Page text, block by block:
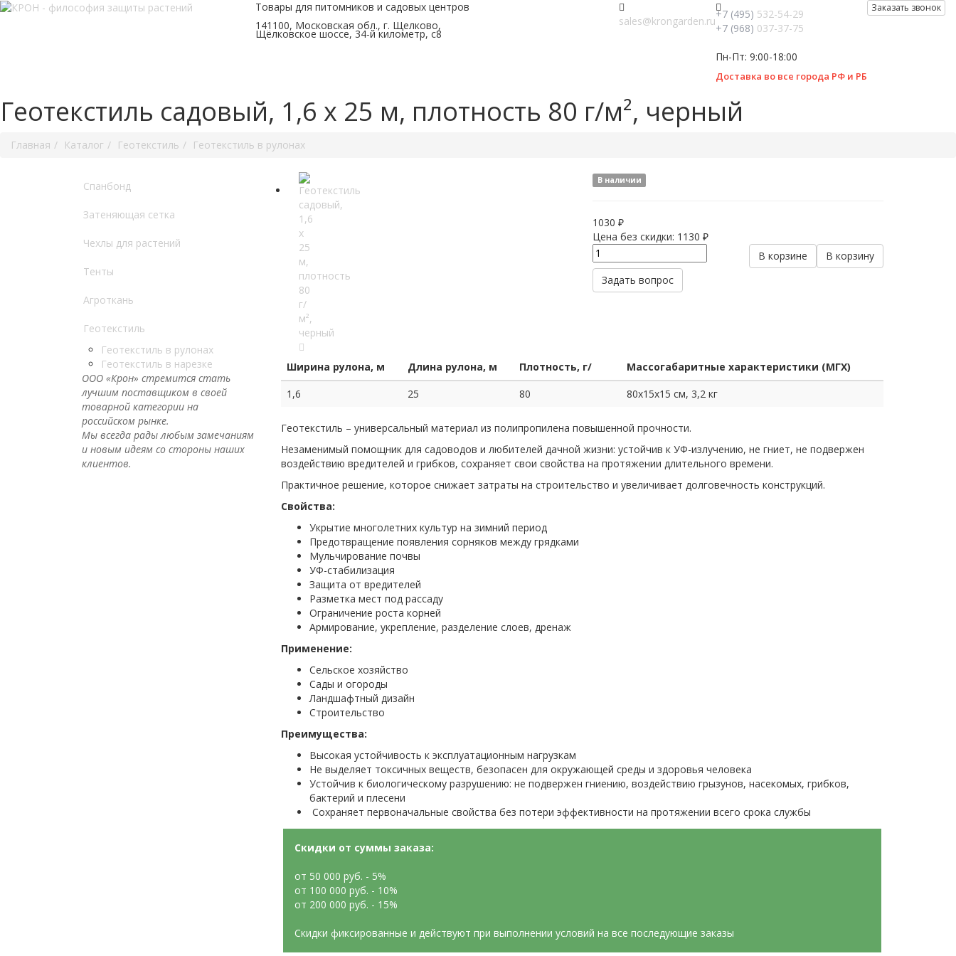
Товары для питомников и садовых центров
141100, Московская обл., г. Щелково,
Щёлковское шоссе, 34-й километр, с8
Заказать звонок
+7 (495) 532-54-29
+7 (968) 037-37-75
Пн-Пт: 9:00-18:00
Доставка во все города РФ и РБ
sales@krongarden.ru
Геотекстиль садовый, 1,6 х 25 м, плотность 80 г/м², черный
Главная Каталог Геотекстиль Геотекстиль в рулонах
Спанбонд
Затеняющая сетка
Чехлы для растений
Тенты
Агроткань
Геотекстиль
Геотекстиль в рулонах
Геотекстиль в нарезке
ООО «Крон» стремится стать
лучшим поставщиком в своей
товарной категории на
российском рынке.
Мы всегда рады любым замечаниям
и новым идеям со стороны наших
клиентов.
В наличии
1030 ₽
Цена без скидки: 1130 ₽
В корзину
В корзине
Задать вопрос
Ширина рулона, м Длина рулона, м Плотность, г/м²
Массогабаритные характеристики (МГХ)
1,6
25 80 80х15х15 см, 3,2 кг
Геотекстиль – универсальный материал из полипропилена повышенной прочности.
Незаменимый помощник для садоводов и любителей дачной жизни: устойчив к УФ-излучению, не гниет, не подвержен
воздействию вредителей и грибков, сохраняет свои свойства на протяжении длительного времени.
Практичное решение, которое снижает затраты на строительство и увеличивает долговечность конструкций.
Свойства:
Укрытие многолетних культур на зимний период
Предотвращение появления сорняков между грядками
Мульчирование почвы
УФ-стабилизация
Защита от вредителей
Разметка мест под рассаду
Ограничение роста корней
Армирование, укрепление, разделение слоев, дренаж
Применение:
Сельское хозяйство
Сады и огороды
Ландшафтный дизайн
Строительство
Преимущества:
Высокая устойчивость к эксплуатационным нагрузкам
Не выделяет токсичных веществ, безопасен для окружающей среды и здоровья человека
Устойчив к биологическому разрушению: не подвержен гниению, воздействию грызунов, насекомых, грибков,
бактерий и плесени
Сохраняет первоначальные свойства без потери эффективности на протяжении всего срока службы
Скидки от суммы заказа:
от 50 000 руб. - 5%
от 100 000 руб. - 10%
от 200 000 руб. - 15%
Скидки фиксированные и действуют при выполнении условий на все последующие заказы